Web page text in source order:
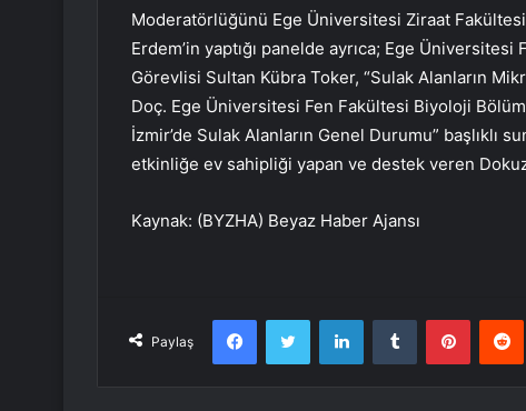
Moderatörlüğünü Ege Üniversitesi Ziraat
Erdem’in yaptığı panelde ayrıca; Ege
Görevlisi Sultan Kübra Toker, “Sulak Alanların
Doç. Ege Üniversitesi Fen Fakültesi Biyoloji
İzmir’de Sulak Alanların Genel Durumu” başlıklı
etkinliğe ev sahipliği yapan ve destek veren
Kaynak: (BYZHA) Beyaz Haber Ajansı
Paylaş
FacebookTwitter LinkedInTumblr Pinterest